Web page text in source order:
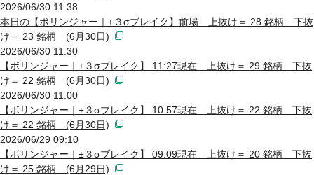
2026/06/30 11:38
本日の【ボリンジャー｜±３σブレイク】前場 上抜け＝ 28 銘柄 下抜
け＝ 23 銘柄 (6月30日)
2026/06/30 11:30
【ボリンジャー｜±３σブレイク】 11:27現在 上抜け＝ 29 銘柄 下抜
け＝ 22 銘柄 (6月30日)
2026/06/30 11:00
【ボリンジャー｜±３σブレイク】 10:57現在 上抜け＝ 22 銘柄 下抜
け＝ 22 銘柄 (6月30日)
2026/06/29 09:10
【ボリンジャー｜±３σブレイク】 09:09現在 上抜け＝ 20 銘柄 下抜
け＝ 25 銘柄 (6月29日)